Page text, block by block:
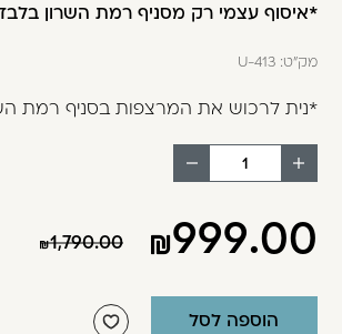
*איסוף עצמי רק מסניף רמת השרון
מק"ט:U-413
*נית לרכוש את המרצפות בסניף רמת
הוסף
החסר
999.00
1,790.00
הוספה לסל